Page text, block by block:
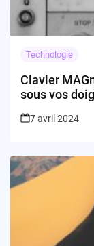
Technologie
Clavier
sous vos
7 avril 2024